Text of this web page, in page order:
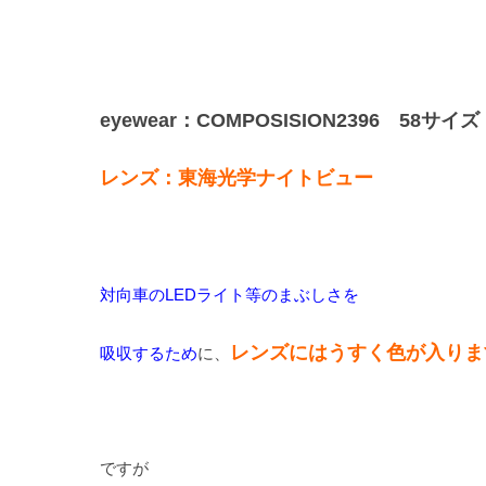
eyewear：COMPOSISION2396 58サイズ
レンズ：東海光学ナイトビュー
対向車のLEDライト等のまぶしさを
吸収するために、 レンズにはうすく色が入り
ですが